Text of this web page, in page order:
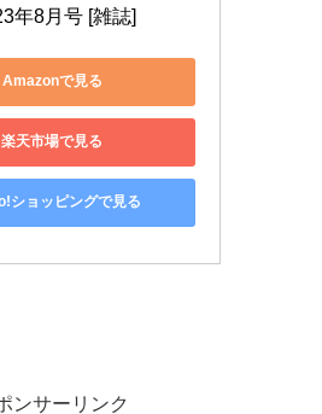
年8月号 [雑誌]
Amazonで見る
楽天市場で見る
ショッピングで見る
ンサーリンク